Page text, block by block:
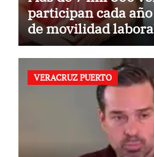
participan cada
de movilidad
VERACRUZ PUERTO